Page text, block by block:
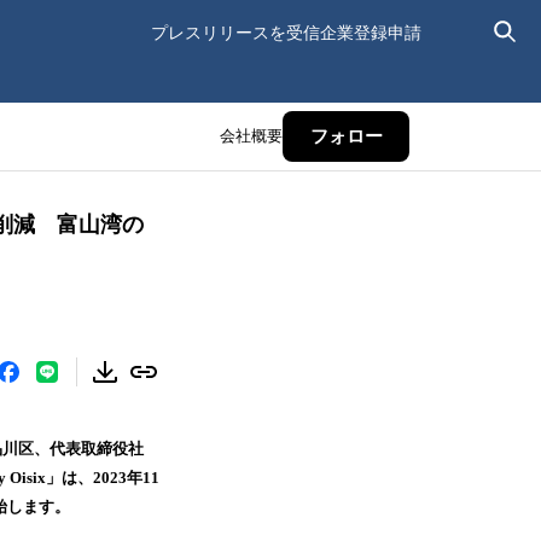
プレスリリースを受信企業登録申請
会社概要 フォロー
減 富山湾の
区、代表取締役社
Oisix」は、2023年11
ます。